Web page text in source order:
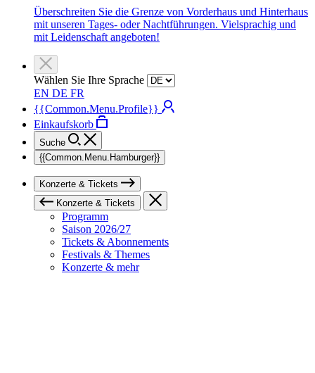
Überschreiten Sie die Grenze von Vorderhaus und Hinterhaus
mit unseren Tages- oder Nachtführungen. Vielsprachig und
mit Leidenschaft angeboten!
Wählen Sie Ihre Sprache
EN DE FR
{{Common.Menu.Profile}}
Einkaufskorb
Suche
{{Common.Menu.Hamburger}}
Konzerte & Tickets
Konzerte & Tickets
Programm
Saison 2026/27
Tickets & Abonnements
Festivals & Themes
Konzerte & mehr